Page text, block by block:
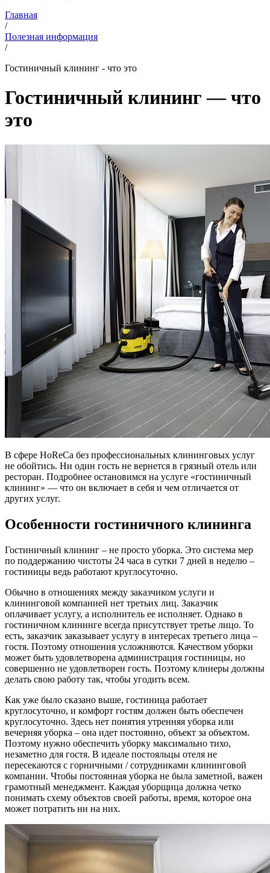
Главная
/
Полезная информация
/
Гостиничный клининг - что это
Гостиничный клининг — что
это
В сфере HoReCa без профессиональных клининговых услуг
не обойтись. Ни один гость не вернется в грязный отель или
ресторан. Подробнее остановимся на услуге «гостиничный
клининг» — что он включает в себя и чем отличается от
других услуг.
Особенности гостиничного клининга
Гостиничный клининг – не просто уборка. Это система мер
по поддержанию чистоты 24 часа в сутки 7 дней в неделю –
гостиницы ведь работают круглосуточно.
Обычно в отношениях между заказчиком услуги и
клининговой компанией нет третьих лиц. Заказчик
оплачивает услугу, а исполнитель ее исполняет. Однако в
гостиничном клининге всегда присутствует третье лицо. То
есть, заказчик заказывает услугу в интересах третьего лица –
гостя. Поэтому отношения усложняются. Качеством уборки
может быть удовлетворена администрация гостиницы, но
совершенно не удовлетворен гость. Поэтому клинеры должны
делать свою работу так, чтобы угодить всем.
Как уже было сказано выше, гостиница работает
круглосуточно, и комфорт гостям должен быть обеспечен
круглосуточно. Здесь нет понятия утренняя уборка или
вечерняя уборка – она идет постоянно, объект за объектом.
Поэтому нужно обеспечить уборку максимально тихо,
незаметно для гостя. В идеале постояльцы отеля не
пересекаются с горничными / сотрудниками клининговой
компании. Чтобы постоянная уборка не была заметной, важен
грамотный менеджмент. Каждая уборщица должна четко
понимать схему объектов своей работы, время, которое она
может потратить ни на них.